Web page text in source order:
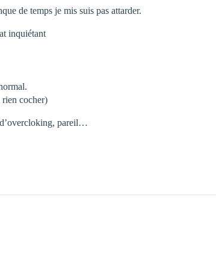
de temps je mis suis pas attarder.
inquiétant
rien cocher)
pareil…